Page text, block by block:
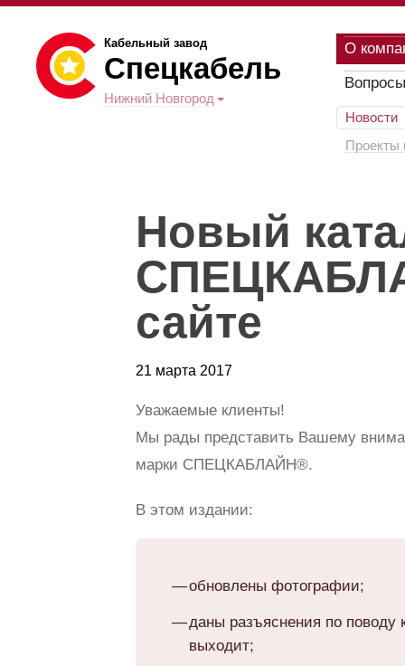
Кабельный завод
Спецкабель
Нижний Новгород
О
Новости
Проекты
Новый
сайте
21 марта 2017
Уважаемые клиенты!
Мы рады представить Вашему
марки СПЕЦКАБЛАЙН®.
В этом издании:
обновлены фотографии;
даны разъяснения по поводу
выходит;